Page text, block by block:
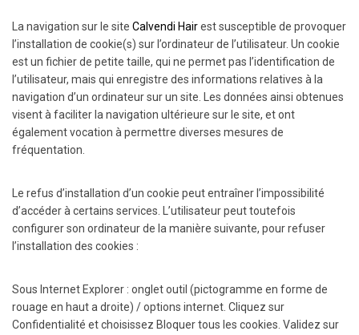
La navigation sur le site Calvendi Hairest susceptible de provoquer
l’installation de cookie(s) sur l’ordinateur de l’utilisateur. Un cookie
est un fichier de petite taille, qui ne permet pas l’identification de
l’utilisateur, mais qui enregistre des informations relatives à la
navigation d’un ordinateur sur un site. Les données ainsi obtenues
visent à faciliter la navigation ultérieure sur le site, et ont
également vocation à permettre diverses mesures de
fréquentation.
Le refus d’installation d’un cookie peut entraîner l’impossibilité
d’accéder à certains services. L’utilisateur peut toutefois
configurer son ordinateur de la manière suivante, pour refuser
l’installation des cookies :
Sous Internet Explorer : onglet outil (pictogramme en forme de
rouage en haut a droite) / options internet. Cliquez sur
Confidentialité et choisissez Bloquer tous les cookies. Validez sur